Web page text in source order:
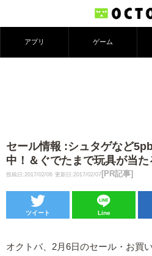
アプリ ゲーム
セール情報 :シュタゲなど
中！＆ぐでたまで玩具が当た
投稿日:2017/02/06 更新日:2017/02/07 [PR記事]
ツイート Line
オクトバ、2月6日のセール・お買